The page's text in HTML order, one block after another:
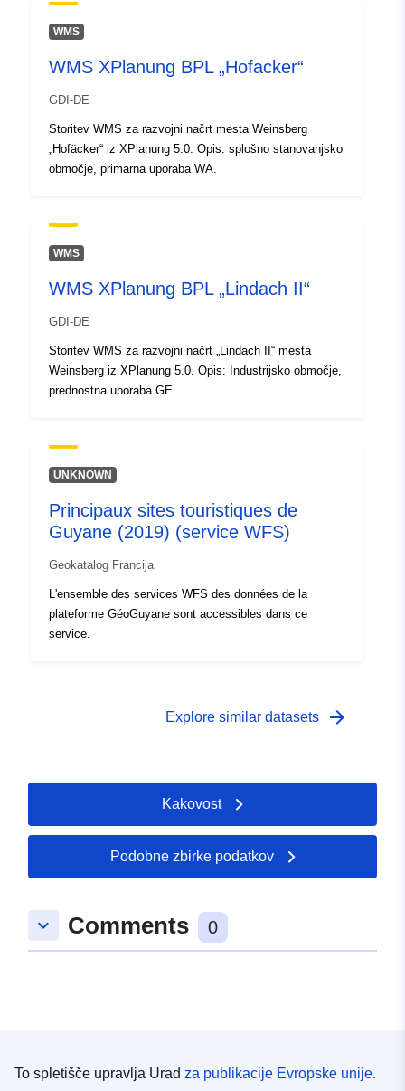
Prostorski: Usklajuje: [ [ 8.5696057,
48.0292224 ], [ 8.5696057,
48.0292224 ], [ 8.5696057,
Ustreza:
uriRef:
a12f-4c31-a451-bd90cee3967f
WMS
WMS XPlanung BPL „Hofacker“
GDI-DE
Storitev WMS za razvojni načrt mesta Weinsberg
„Hofäcker“ iz XPlanung 5.0. Opis: splošno stanovanjsko
območje, primarna uporaba WA.
WMS
WMS XPlanung BPL „Lindach II“
GDI-DE
Storitev WMS za razvojni načrt „Lindach II“ mesta
Weinsberg iz XPlanung 5.0. Opis: Industrijsko območje,
prednostna uporaba GE.
UNKNOWN
Principaux sites touristiques de
Guyane (2019) (service WFS)
Geokatalog Francija
L'ensemble des services WFS des données de la
plateforme GéoGuyane sont accessibles dans ce
service.
Explore similar datasets arrow_forward
Kakovost
Podobne zbirke podatkov
keyboard_arrow_down Comments 0
To spletišče upravlja Urad za publikacije Evropske unije.